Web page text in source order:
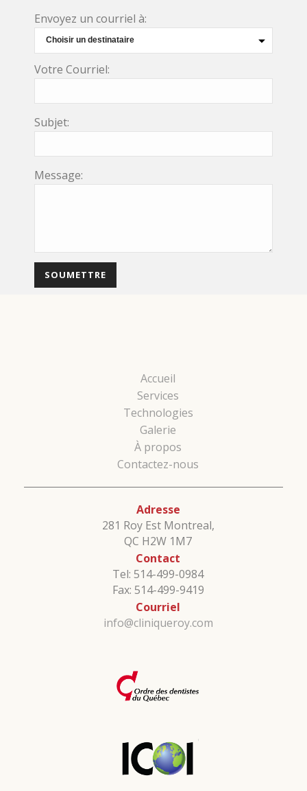
Envoyez un courriel à:
Votre Courriel:
Subjet:
Message:
Accueil
Services
Technologies
Galerie
À propos
Contactez-nous
Adresse
281 Roy Est Montreal,
QC H2W 1M7
Contact
Tel: 514-499-0984
Fax: 514-499-9419
Courriel
info@cliniqueroy.com